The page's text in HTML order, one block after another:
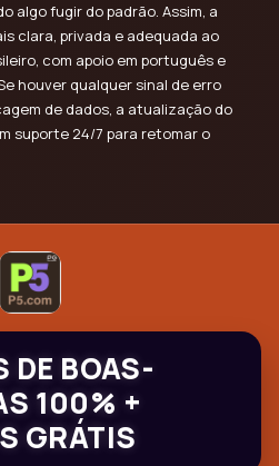
algo fugir do padrão. Assim, a
clara, privada e adequada ao
com apoio em português e
houver qualquer sinal de erro
de dados, a atualização do
suporte 24/7 para retomar o
DE BOAS-
100% +
GRÁTIS